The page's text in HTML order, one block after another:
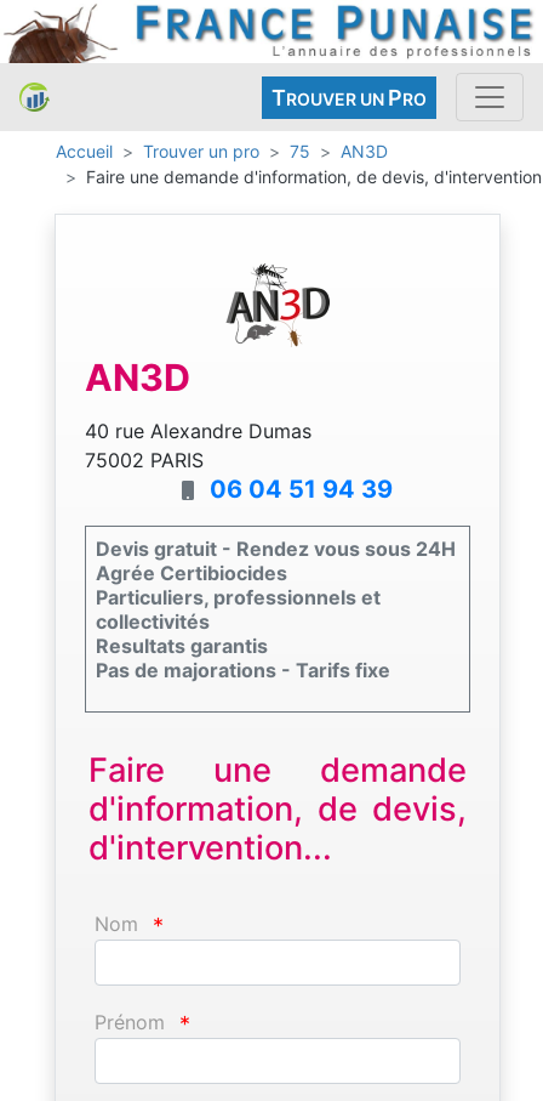
TROUVER UN PRO
Accueil Trouver un pro 75
AN3D
Faire une demande d'information, de devis, d'intervention
AN3D
40 rue Alexandre Dumas
75002 PARIS
06 04 51 94 39
Devis gratuit - Rendez vous sous 24H
Agrée Certibiocides
Particuliers, professionnels et
collectivités
Resultats garantis
Pas de majorations - Tarifs fixe
Faire une demande
d'information, de devis,
d'intervention...
Nom *
Prénom *